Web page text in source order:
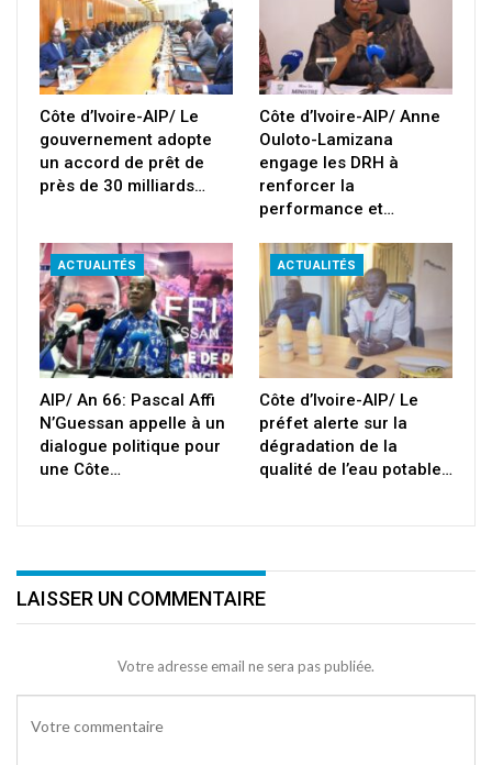
Côte d’Ivoire-AIP/ Le
gouvernement adopte
un accord de prêt de
près de 30 milliards…
Côte d’Ivoire-AIP/ Anne
Ouloto-Lamizana
engage les DRH à
renforcer la
performance et…
ACTUALITÉS
AIP/ An 66: Pascal Affi
N’Guessan appelle à un
dialogue politique pour
une Côte…
ACTUALITÉS
Côte d’Ivoire-AIP/ Le
préfet alerte sur la
dégradation de la
qualité de l’eau potable…
LAISSER UN COMMENTAIRE
Votre adresse email ne sera pas publiée.